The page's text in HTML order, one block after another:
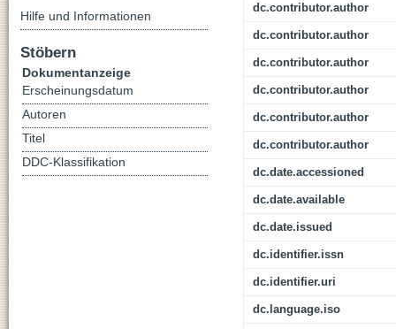
dc.contributor.author
dc.contributor.author
dc.contributor.author
dc.contributor.author
dc.contributor.author
dc.contributor.author
dc.date.accessioned
dc.date.available
dc.date.issued
dc.identifier.issn
dc.identifier.uri
dc.language.iso
Hilfe und Informationen
Stöbern
Dokumentanzeige
Erscheinungsdatum
Autoren
Titel
DDC-Klassifikation